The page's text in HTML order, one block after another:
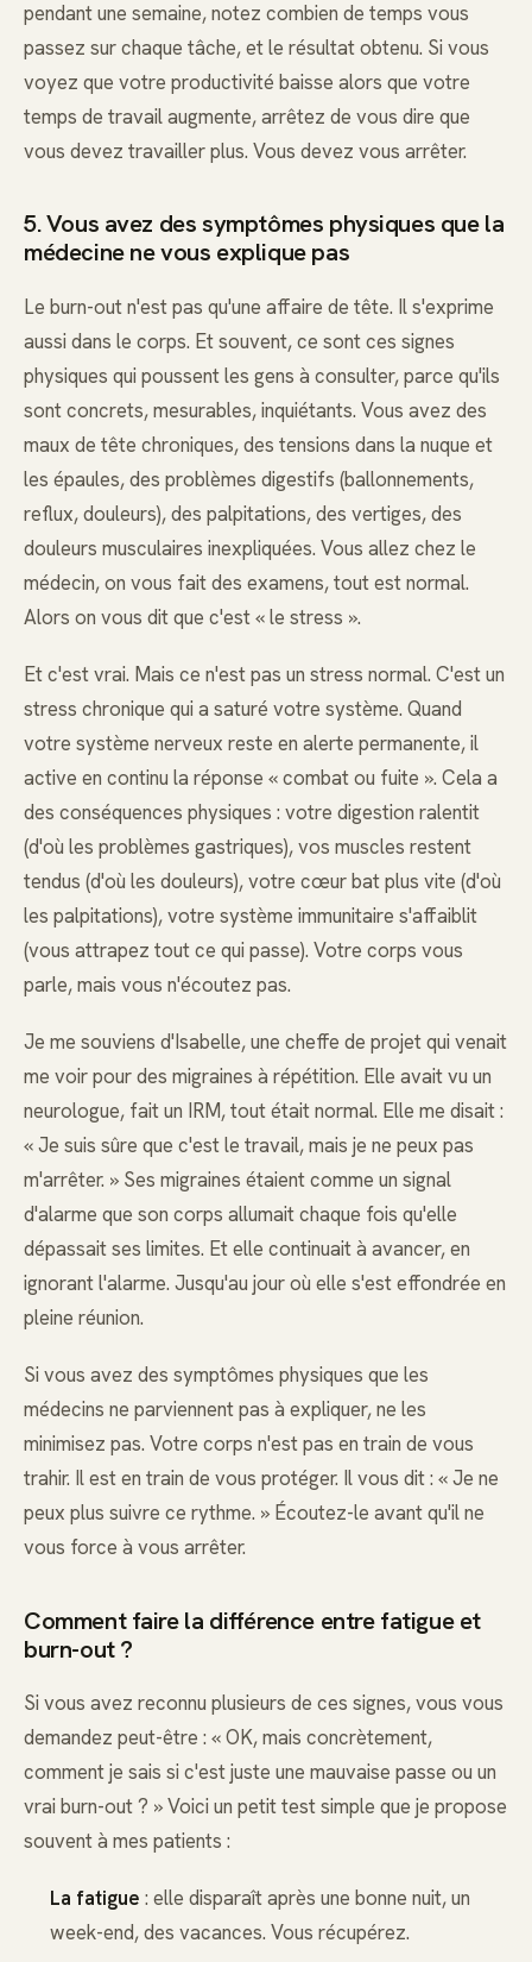
pendant une semaine, notez combien de temps vous
passez sur chaque tâche, et le résultat obtenu. Si vous
voyez que votre productivité baisse alors que votre
temps de travail augmente, arrêtez de vous dire que
vous devez travailler plus. Vous devez vous arrêter.
5. Vous avez des symptômes physiques que la
médecine ne vous explique pas
Le burn-out n'est pas qu'une affaire de tête. Il s'exprime
aussi dans le corps. Et souvent, ce sont ces signes
physiques qui poussent les gens à consulter, parce qu'ils
sont concrets, mesurables, inquiétants. Vous avez des
maux de tête chroniques, des tensions dans la nuque et
les épaules, des problèmes digestifs (ballonnements,
reflux, douleurs), des palpitations, des vertiges, des
douleurs musculaires inexpliquées. Vous allez chez le
médecin, on vous fait des examens, tout est normal.
Alors on vous dit que c'est « le stress ».
Et c'est vrai. Mais ce n'est pas un stress normal. C'est un
stress chronique qui a saturé votre système. Quand
votre système nerveux reste en alerte permanente, il
active en continu la réponse « combat ou fuite ». Cela a
des conséquences physiques : votre digestion ralentit
(d'où les problèmes gastriques), vos muscles restent
tendus (d'où les douleurs), votre cœur bat plus vite (d'où
les palpitations), votre système immunitaire s'affaiblit
(vous attrapez tout ce qui passe). Votre corps vous
parle, mais vous n'écoutez pas.
Je me souviens d'Isabelle, une cheffe de projet qui venait
me voir pour des migraines à répétition. Elle avait vu un
neurologue, fait un IRM, tout était normal. Elle me disait :
« Je suis sûre que c'est le travail, mais je ne peux pas
m'arrêter. » Ses migraines étaient comme un signal
d'alarme que son corps allumait chaque fois qu'elle
dépassait ses limites. Et elle continuait à avancer, en
ignorant l'alarme. Jusqu'au jour où elle s'est effondrée en
pleine réunion.
Si vous avez des symptômes physiques que les
médecins ne parviennent pas à expliquer, ne les
minimisez pas. Votre corps n'est pas en train de vous
trahir. Il est en train de vous protéger. Il vous dit : « Je ne
peux plus suivre ce rythme. » Écoutez-le avant qu'il ne
vous force à vous arrêter.
Comment faire la différence entre fatigue et
burn-out ?
Si vous avez reconnu plusieurs de ces signes, vous vous
demandez peut-être : « OK, mais concrètement,
comment je sais si c'est juste une mauvaise passe ou un
vrai burn-out ? » Voici un petit test simple que je propose
souvent à mes patients :
La fatigue : elle disparaît après une bonne nuit, un
week-end, des vacances. Vous récupérez.